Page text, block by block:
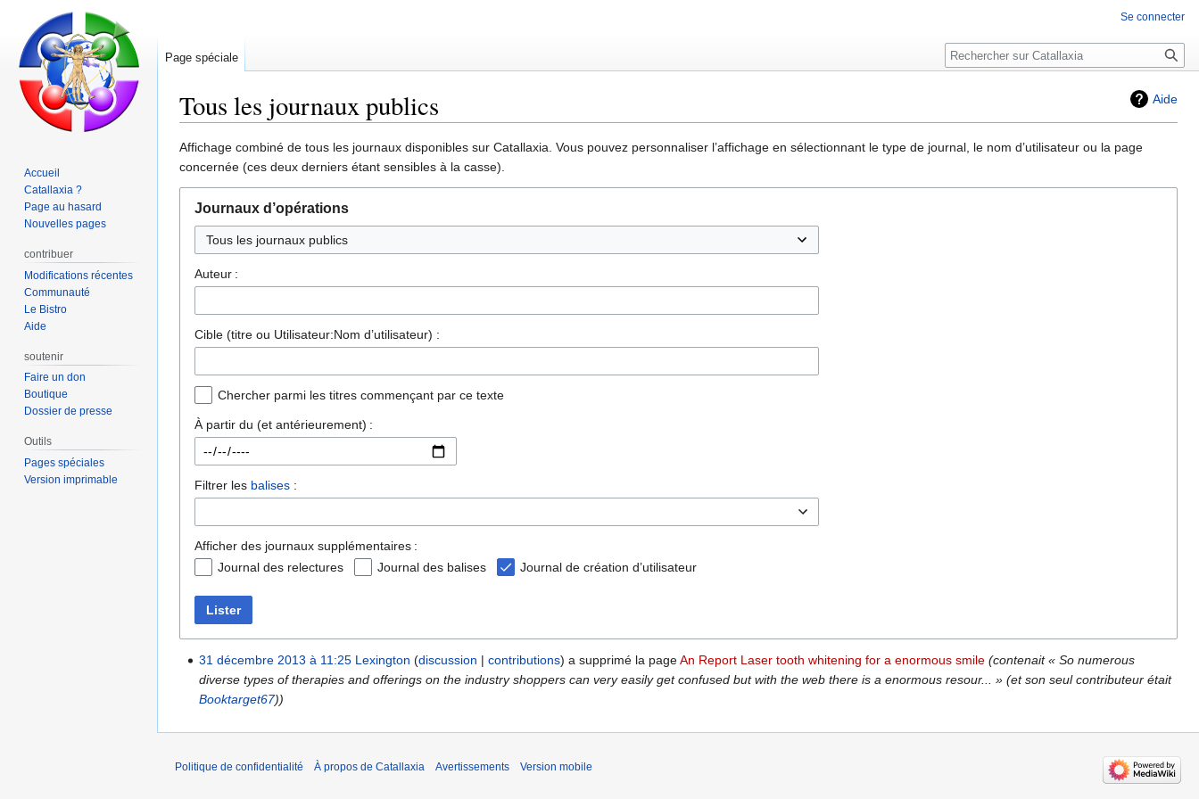
Aide
Tous les journaux publics
Aller
à
la
navigation
Aller
à
la
recherche
Affichage combiné de tous les journaux disponibles sur Catallaxia. Vous pouvez personnaliser l’affichage en sélectionnant le type de journal, le nom d’utilisateur ou la page
concernée (ces deux derniers étant sensibles à la casse).
Journaux d’opérations
Auteur :
Cible (titre ou Utilisateur:Nom d’utilisateur) :
Chercher parmi les titres commençant par ce texte
À partir du (et antérieurement) :
Filtrer les balises :
Afficher des journaux supplémentaires :
Journal des relectures
Journal des balises Journal de création d’utilisateur
Lister
31 décembre 2013 à 11:25 Lexington discussion contributions a supprimé la pageAn Report Laser tooth whitening for a enormous smile (contenait « So numerous
diverse types of therapies and offerings on the industry shoppers can very easily get confused but with the web there is a enormous resour... » (et son seul contributeur était
Booktarget67))
Se connecter
Page spéciale Rechercher
Accueil
Catallaxia ?
Page au hasard
Nouvelles pages
contribuer
Modifications récentes
Communauté
Le Bistro
Aide
soutenir
Faire un don
Boutique
Dossier de presse
Outils
Pages spéciales
Version imprimable
Politique de confidentialité À propos de Catallaxia Avertissements Version mobile